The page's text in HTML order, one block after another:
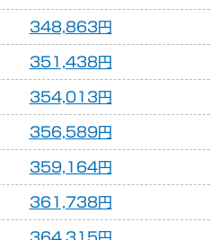
348,863円
351,438円
354,013円
356,589円
359,164円
361,738円